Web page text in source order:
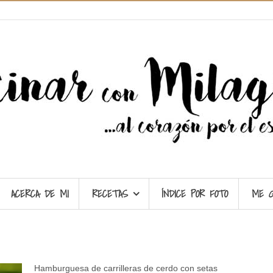
ACERCA DE MI RECETAS ÍNDICE POR FOTO ME
Hamburguesa de carrilleras de cerdo con setas